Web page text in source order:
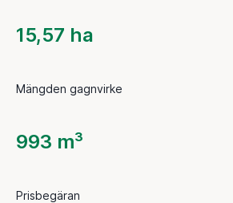
15,57 ha
Mängden gagnvirke
993 m³
Prisbegäran